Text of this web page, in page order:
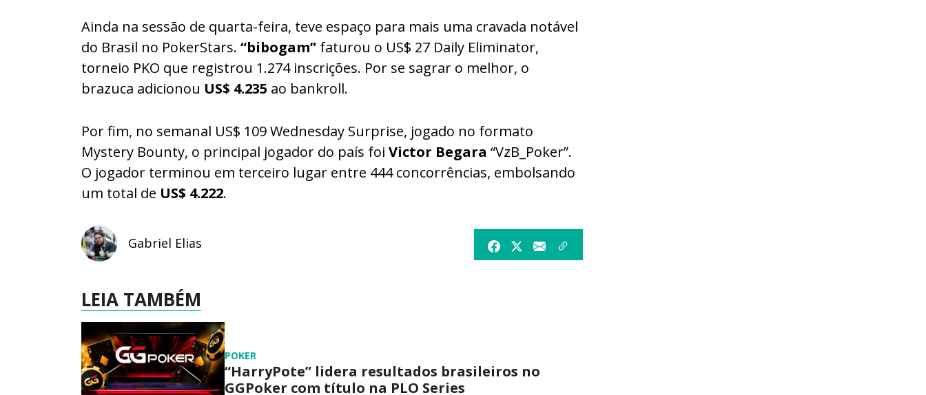
Ainda na sessão de quarta-feira, teve espaço para mais uma cravada notável
do Brasil no PokerStars. “bibogam” faturou o US$ 27 Daily Eliminator,
torneio PKO que registrou 1.274 inscrições. Por se sagrar o melhor, o
brazuca adicionou US$ 4.235 ao bankroll.
Por fim, no semanal US$ 109 Wednesday Surprise, jogado no formato
Mystery Bounty, o principal jogador do país foi Victor Begara “VzB_Poker”.
O jogador terminou em terceiro lugar entre 444 concorrências, embolsando
um total de US$ 4.222.
Gabriel Elias
LEIA TAMBÉM
POKER
“HarryPote” lidera resultados brasileiros no
GGPoker com título na PLO Series